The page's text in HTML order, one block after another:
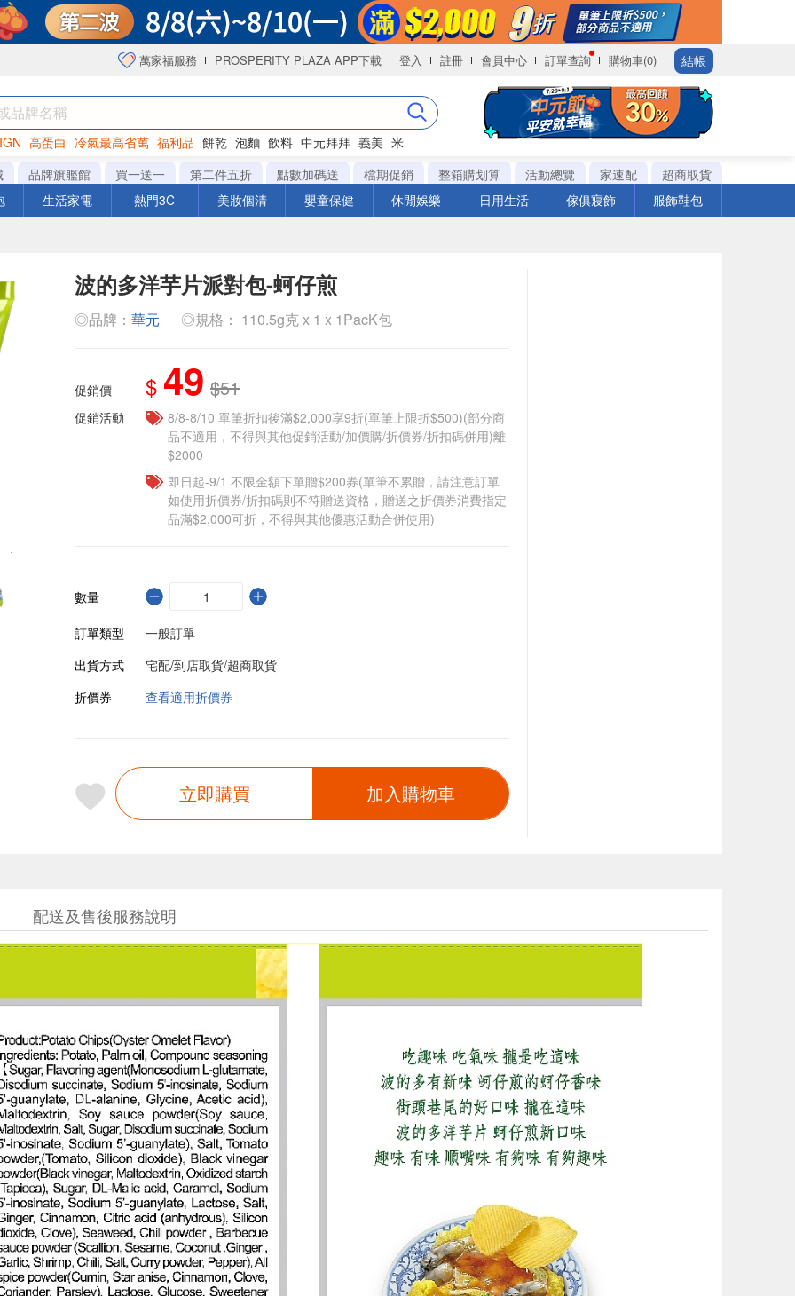
萬家福服務 PROSPERITY PLAZA APP下載 登入 註冊 會員中心 訂單查詢 購物車(0) 結帳
高蛋白 冷氣最高省萬 福利品 餅乾 泡麵 飲料 中元拜拜 義美 米
洋芋片
品牌旗艦館 買一送一 第二件五折 點數加碼送 檔期促銷 整箱購划算 活動總覽 家速配
超商取貨
生活家電 熱門3C 美妝個清 嬰童保健 休閒娛樂 日用生活 傢俱寢飾 服飾鞋包
波的多洋芋片派對包-蚵仔煎
◎品牌： 華元 ◎規格： 110.5g克 x 1 x 1PacK包
促銷價 $ 49 $51
促銷活動
8/8-8/10 單筆折扣後滿$2,000享9折(單筆上限折$500)(部分商
品不適用，不得與其他促銷活動/加價購/折價券/折扣碼併用)離
$2000
即日起-9/1 不限金額下單贈$200券(單筆不累贈，請注意訂單
如使用折價券/折扣碼則不符贈送資格，贈送之折價券消費指定
品滿$2,000可折，不得與其他優惠活動合併使用)
數量
訂單類型
一般訂單
出貨方式
宅配/到店取貨/超商取貨
折價券
查看適用折價券
立即購買 加入購物車
配送及售後服務說明